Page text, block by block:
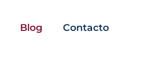
Blog Contacto